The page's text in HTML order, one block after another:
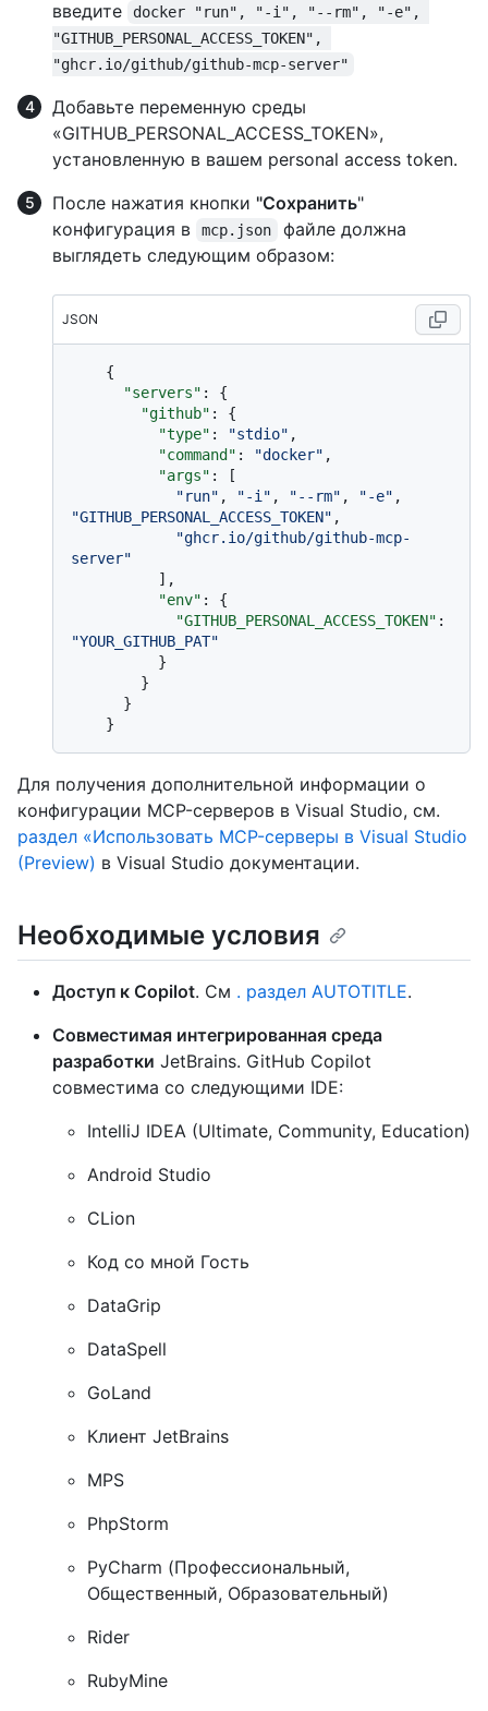
введите
docker "run", "-i", "--rm", "-e",
"GITHUB_PERSONAL_ACCESS_TOKEN",
"ghcr.io/github/github-mcp-server"
Добавьте переменную среды
«GITHUB_PERSONAL_ACCESS_TOKEN»,
установленную в вашем personal access token.
После нажатия кнопки "Сохранить"
конфигурация в
mcp.json
файле должна
выглядеть следующим образом:
JSON
{
"servers" :
{
"github" :
{
"type" : "stdio" ,
"command" : "docker" ,
"args" :
[
"run" , "-i" , "--rm" , "-e" ,
"GITHUB_PERSONAL_ACCESS_TOKEN" ,
"ghcr.io/github/github-mcp-
server"
] ,
"env" :
{
"GITHUB_PERSONAL_ACCESS_TOKEN" :
"YOUR_GITHUB_PAT"
}
}
}
}
Для получения дополнительной информации о
конфигурации MCP-серверов в Visual Studio, см.
раздел «Использовать MCP-серверы в Visual Studio
(Preview) в Visual Studio документации.
Необходимые условия
Доступ к Copilot. См . раздел AUTOTITLE.
Совместимая интегрированная среда
разработки JetBrains. GitHub Copilot
совместима со следующими IDE:
IntelliJ IDEA (Ultimate, Community, Education)
Android Studio
CLion
Код со мной Гость
DataGrip
DataSpell
GoLand
Клиент JetBrains
MPS
PhpStorm
PyCharm (Профессиональный,
Общественный, Образовательный)
Rider
RubyMine